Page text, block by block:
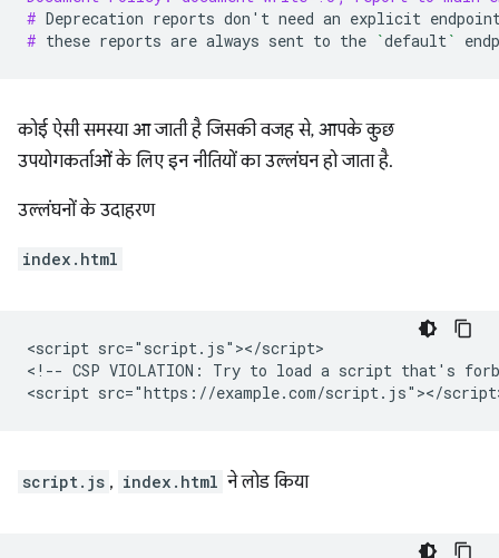
# Deprecation reports don ' t need an explicit
# these reports are always sent to the `default `
कोई ऐसी समस्या आ जाती है जिसकी वजह से, आपके कुछ
उपयोगकर्ताओं के लिए इन नीतियों का उल्लंघन हो जाता है.
उल्लंघनों के उदाहरण
index.html
<script src="script.js"></script>
<!-- CSP VIOLATION: Try to load a script that's
script.js , index.html ने लोड किया